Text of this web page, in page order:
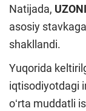
Natijada,
asosiy
shakllandi.
Yuqorida
iqtisodiyotdagi
oʻrta muddatli